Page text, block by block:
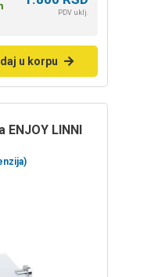
PDV uklj.
u korpu
LINNI